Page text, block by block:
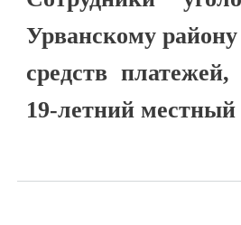
Урванскому
средств
19-летний